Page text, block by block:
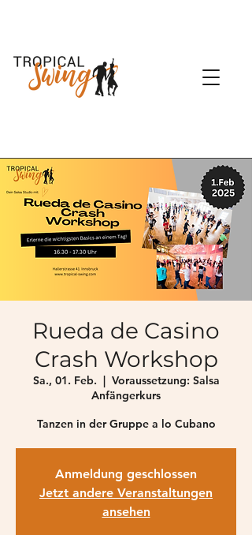
Rueda de Casino
Crash Workshop
Sa., 01. Feb.
  |
Voraussetzung: Salsa
Anfängerkurs
Tanzen in der Gruppe a lo Cubano
Anmeldung geschlossen
Jetzt andere Veranstaltungen
ansehen